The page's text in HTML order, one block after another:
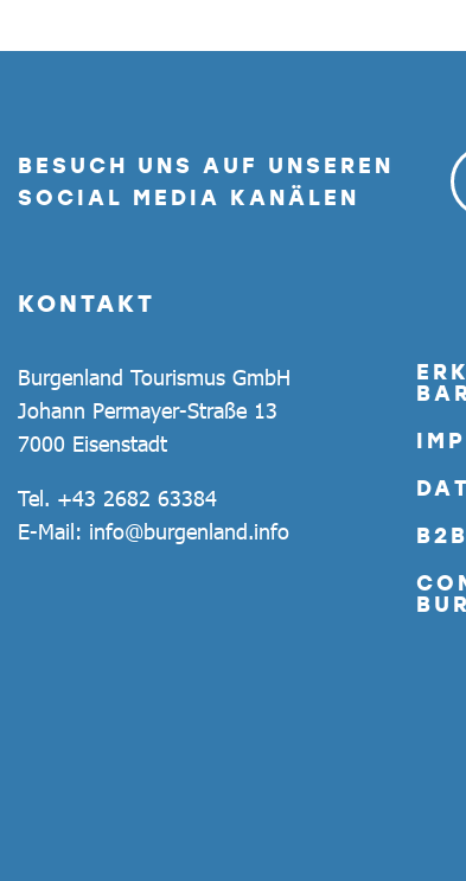
BESUCH UNS AUF UNSEREN
SOCIAL MEDIA KANÄLEN
KONTAKT
Burgenland Tourismus GmbH
Johann Permayer-Straße 13
7000 Eisenstadt
Tel. +43 2682 63384
E-Mail: info@burgenland.info
B2B